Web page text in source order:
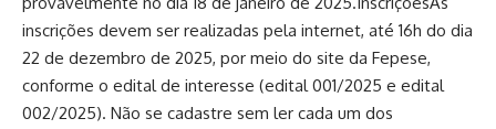
inscrições devem ser realizadas pela internet, até 16h do dia
22 de dezembro de 2025, por meio do site da Fepese,
conforme o edital de interesse (edital 001/2025 e edital
002/2025). Não se cadastre sem ler cada um dos